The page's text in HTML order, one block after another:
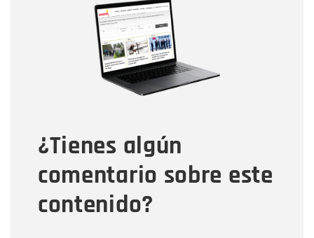
¿Tienes algún
comentario sobre este
contenido?
Correo electrónico
Tipo de comentario
Mensaje